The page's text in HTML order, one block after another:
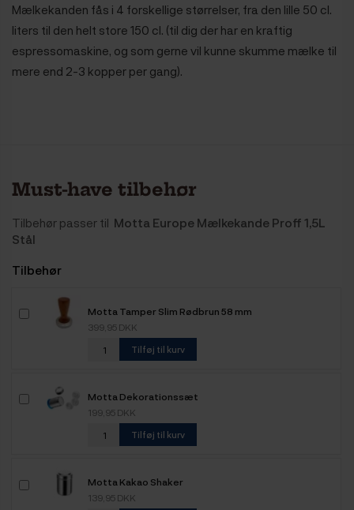
Mælkekanden fås i 4 forskellige størrelser, fra den lille 50 cl.
liters til den helt store 150 cl. (til dig der har en kraftig
espressomaskine, og som gerne vil kunne skumme mælke til
mere end 2-3 kopper per gang).
Must-have tilbehør
Tilbehør passer til Motta Europe Mælkekande Proff 1,5L
Stål
Tilbehør
Motta Tamper Slim Rødbrun 58 mm
399,95 DKK
Tilføj til kurv
Motta Dekorationssæt
199,95 DKK
Tilføj til kurv
Motta Kakao Shaker
139,95 DKK